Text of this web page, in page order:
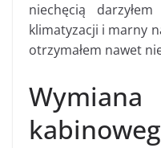
niechęcią
klimatyzacji i marny
otrzymałem nawet